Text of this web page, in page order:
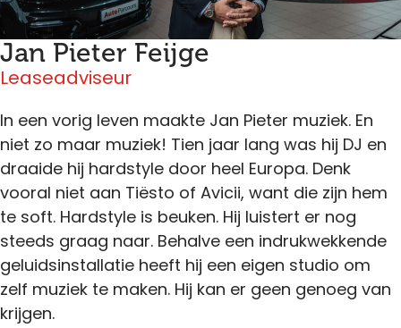
Jan Pieter Feijge
Leaseadviseur
In een vorig leven maakte Jan Pieter muziek. En
niet zo maar muziek! Tien jaar lang was hij DJ en
draaide hij hardstyle door heel Europa. Denk
vooral niet aan Tiësto of Avicii, want die zijn hem
te soft. Hardstyle is beuken. Hij luistert er nog
steeds graag naar. Behalve een indrukwekkende
geluidsinstallatie heeft hij een eigen studio om
zelf muziek te maken. Hij kan er geen genoeg van
krijgen.